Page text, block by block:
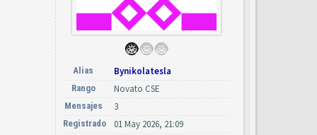
Alias Bynikolatesla
Rango Novato CSE
Mensajes 3
Registrado 01 May 2026, 21:09